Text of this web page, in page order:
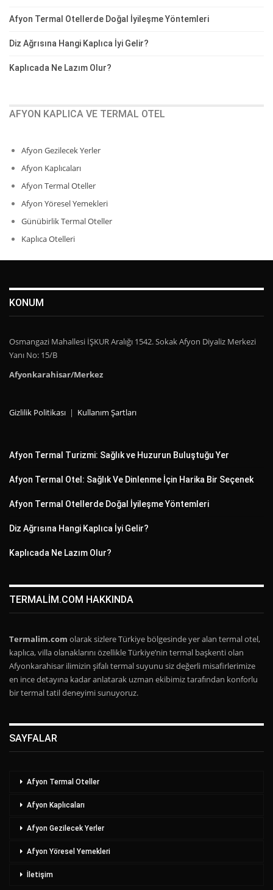
Afyon Termal Otellerde Doğal İyileşme Yöntemleri
Diz Ağrısına Hangi Kaplıca İyi Gelir?
Kaplıcada Ne Lazım Olur?
AFYON KAPLICA VE TERMAL OTEL
Afyon Gezilecek Yerler
Afyon Kaplıcaları
Afyon Termal Oteller
Afyon Yöresel Yemekleri
Günübirlik Termal Oteller
Kaplıca Otelleri
KONUM
Osmangazi Mahallesi İŞKUR Aralığı 1542. Sokak Afyon Diyaliz Merkezi
Yanı No: 15/B
Afyonkarahisar/Merkez
Gizlilik Politikası | Kullanım Şartları
Afyon Termal Turizmi: Sağlık ve Huzurun Buluştuğu Yer
Afyon Termal Otel: Sağlık Ve Dinlenme İçin Harika Bir Seçenek
Afyon Termal Otellerde Doğal İyileşme Yöntemleri
Diz Ağrısına Hangi Kaplıca İyi Gelir?
Kaplıcada Ne Lazım Olur?
TERMALIM.COM HAKKINDA
Termalim.com olarak sizlere Türkiye bölgesinde yer alan termal otel,
kaplıca, villa olanaklarını özellikle Türkiye’nin termal başkenti olan
Afyonkarahisar ilimizin şifalı termal suyunu siz değerli misafirlerimize
en ince detayına kadar anlatarak uzman ekibimiz tarafından konforlu
bir termal tatil deneyimi sunuyoruz.
SAYFALAR
Afyon Termal Oteller
Afyon Kaplıcaları
Afyon Gezilecek Yerler
Afyon Yöresel Yemekleri
İletişim